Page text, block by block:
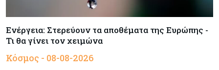
Meridiam–GSI: Τι προκύπτει – και τι όχι – από
την απάντηση της Κομισιόν
Κόσμος
Η Τουρκία χτυπάει Ντουμπάι και Λονδίνο:
Ενέργεια: Στερεύουν τα αποθέματα της Ευρώπης -
Τι θα γίνει τον χειμώνα
Κόσμος - 08-08-2026